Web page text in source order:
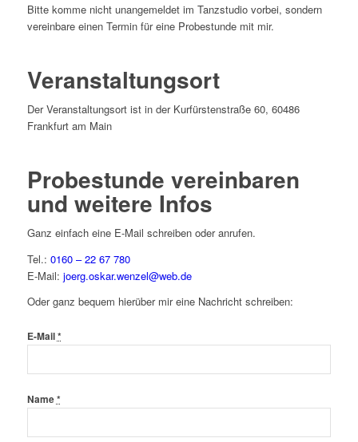
Bitte komme nicht unangemeldet im Tanzstudio vorbei, sondern
vereinbare einen Termin für eine Probestunde mit mir.
Veranstaltungsort
Der Veranstaltungsort ist in der Kurfürstenstraße 60, 60486
Frankfurt am Main
Probestunde vereinbaren
und weitere Infos
Ganz einfach eine E-Mail schreiben oder anrufen.
Tel.: 0160 – 22 67 780
E-Mail: joerg.oskar.wenzel@web.de
Oder ganz bequem hierüber mir eine Nachricht schreiben:
E-Mail*
Name*